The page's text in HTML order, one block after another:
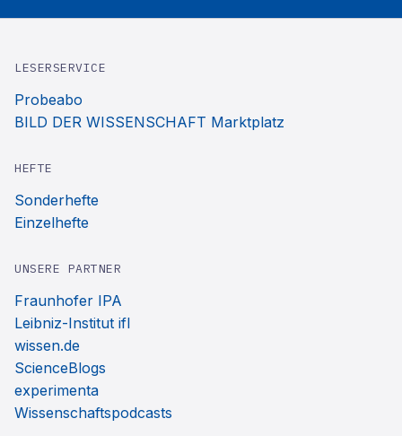
LESERSERVICE
Probeabo
BILD DER WISSENSCHAFT Marktplatz
HEFTE
Sonderhefte
Einzelhefte
UNSERE PARTNER
Fraunhofer IPA
Leibniz-Institut ifl
wissen.de
ScienceBlogs
experimenta
Wissenschaftspodcasts